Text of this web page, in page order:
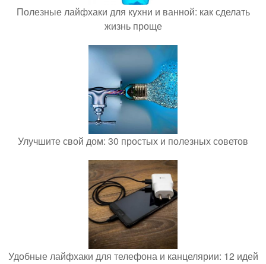
Полезные лайфхаки для кухни и ванной: как сделать
жизнь проще
Улучшите свой дом: 30 простых и полезных советов
Удобные лайфхаки для телефона и канцелярии: 12 идей